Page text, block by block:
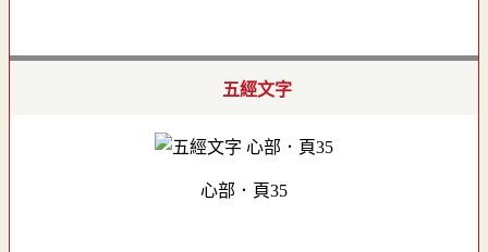
五經文字
心部．頁35